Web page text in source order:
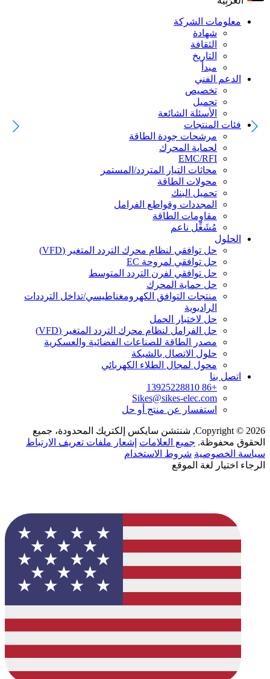
معلومات الشركة
شهادة
الثقافة
التاريخ
مبدأ
الدعم الفني
تخصيص
تحميل
الأسئلة الشائعة
فئات المنتجات
مرشحات جودة الطاقة
لحماية المحرك
EMC/RFI
محاثات التيار المتردد/المستمر
محولات الطاقة
تحميل البنك
المجددات وقواطع الفرامل
مقاومات الطاقة
مُشَغِّل ناعم
الحلول
حل توافقي لنظام محرك التردد المتغير (VFD)
حل توافقي لمروحة EC
حل توافقي لفرن التردد المتوسط
حل حماية المحرك
منتجات التوافق الكهرومغناطيسي/تداخل الترددات
الراديوية
حل لاختبار الحمل
حل الفرامل لنظام محرك التردد المتغير (VFD)
مصدر الطاقة للصناعات الفضائية والعسكرية
حلول الاتصال بالشبكة
محول لمجال الطلاء الكهربائي
اتصل بنا
+86 13925228810
Sikes@sikes-elec.com
استفسار عن منتج أو حل
Copyright © 2026, شنتشن سايكس إلكتريك المحدودة، جميع
الحقوق محفوظة. جميع العلامات إشعار ملفات تعريف الارتباط
سياسة الخصوصية شروط الاستخدام
الرجاء اختيار لغة الموقع